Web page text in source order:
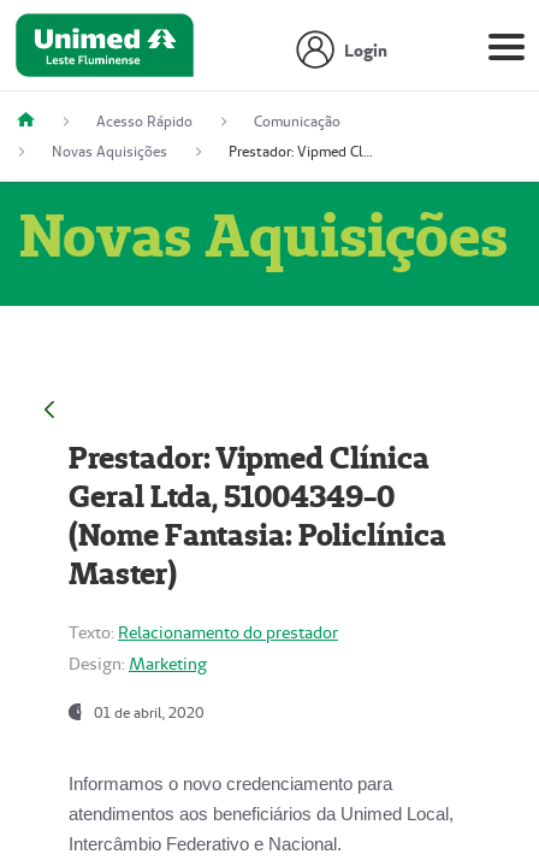
Login
Acesso Rápido
Comunicação
Novas Aquisições
Prestador: Vipmed Clínica Geral Ltda, 51004349-0 (Nome Fantasia: Policlínica Master)
Novas Aquisições
Prestador: Vipmed Clínica
Geral Ltda, 51004349-0
(Nome Fantasia: Policlínica
Master)
Texto: Relacionamento do prestador
Design: Marketing
01 de abril, 2020
Informamos o novo credenciamento para
atendimentos aos beneficiários da Unimed Local,
Intercâmbio Federativo e Nacional.